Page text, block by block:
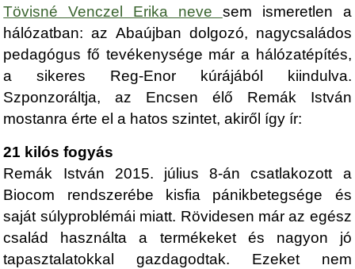
Tövisné Venczel Erika neve
sem ismeretlen a
hálózatban: az Abaújban dolgozó, nagycsaládos
pedagógus fő tevékenysége már a hálózatépítés,
a sikeres Reg-Enor kúrájából kiindulva.
Szponzoráltja, az Encsen élő Remák István
mostanra érte el a hatos szintet, akiről így ír:
21 kilós fogyás
Remák István 2015. július 8-án csatlakozott a
Biocom rendszerébe kisfia pánikbetegsége és
saját súlyproblémái miatt. Rövidesen már az egész
család használta a termékeket és nagyon jó
tapasztalatokkal gazdagodtak. Ezeket nem